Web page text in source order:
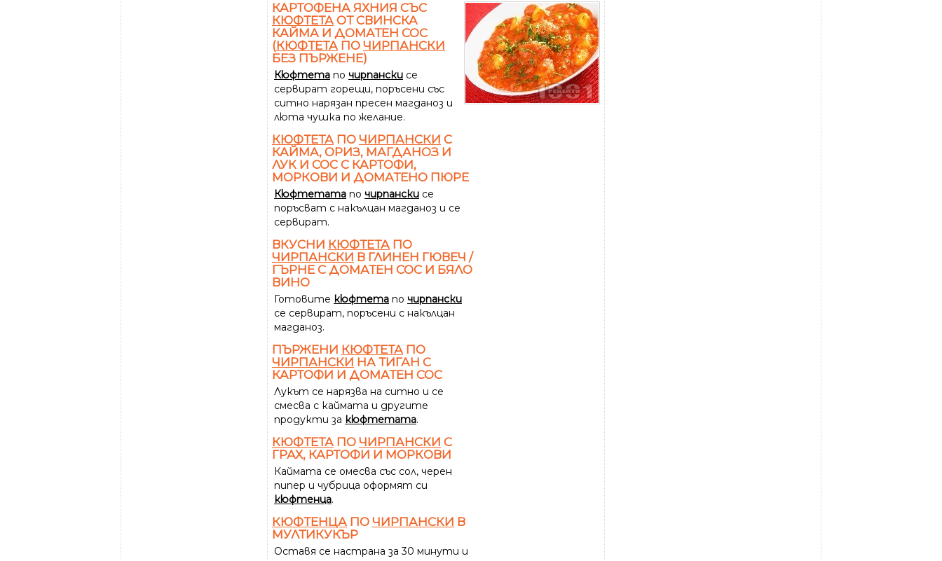
КАРТОФЕНА ЯХНИЯ СЪС
КЮФТЕТА ОТ СВИНСКА
КАЙМА И ДОМАТЕН СОС
(КЮФТЕТА ПО ЧИРПАНСКИ
БЕЗ ПЪРЖЕНЕ)
Кюфтета по чирпански се
сервират горещи, поръсени със
ситно нарязан пресен магданоз и
люта чушка по желание.
КЮФТЕТА ПО ЧИРПАНСКИ С
КАЙМА, ОРИЗ, МАГДАНОЗ И
ЛУК И СОС С КАРТОФИ,
МОРКОВИ И ДОМАТЕНО ПЮРЕ
Кюфтетата по чирпански се
поръсват с накълцан магданоз и се
сервират.
ВКУСНИ КЮФТЕТА ПО
ЧИРПАНСКИ В ГЛИНЕН ГЮВЕЧ /
ГЪРНЕ С ДОМАТЕН СОС И БЯЛО
ВИНО
Готовите кюфтета по чирпански
се сервират, поръсени с накълцан
магданоз.
ПЪРЖЕНИ КЮФТЕТА ПО
ЧИРПАНСКИ НА ТИГАН С
КАРТОФИ И ДОМАТЕН СОС
Лукът се нарязва на ситно и се
смесва с каймата и другите
продукти за кюфтетата.
КЮФТЕТА ПО ЧИРПАНСКИ С
ГРАХ, КАРТОФИ И МОРКОВИ
Каймата се омесва със сол, черен
пипер и чубрица оформят си
кюфтенца.
КЮФТЕНЦА ПО ЧИРПАНСКИ В
МУЛТИКУКЪР
Оставя се настрана за 30 минути и